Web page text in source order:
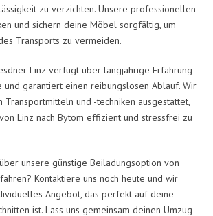
zu verzichten. Unsere professionellen
und sichern deine Möbel sorgfältig, um
Transports zu vermeiden.
Linz verfügt über langjährige Erfahrung
und garantiert einen reibungslosen Ablauf. Wir
Transportmitteln und -techniken ausgestattet,
Linz nach Bytom effizient und stressfrei zu
unsere günstige Beiladungsoption von
Kontaktiere uns noch heute und wir
Angebot, das perfekt auf deine
ist. Lass uns gemeinsam deinen Umzug